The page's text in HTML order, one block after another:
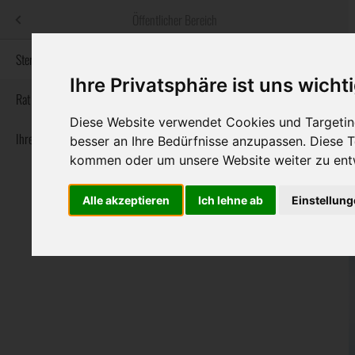
Ihre Privatsphäre ist uns
Diese Website verwendet Cookies und
besser an Ihre Bedürfnisse anzupassen. Diese
kommen oder um unsere Website weiter zu
Alle akzeptieren Ich lehne ab
bestatter.at
Informationswebsite der österreichischen Bestatter
Navigation
überspringen
Sterbeanzeigen Rat & Hilfe im Trauerfall Ihre Bestatter
Sterbeanzeigen
Rat & Hilfe im Trauerfall
Ihre Bestatter